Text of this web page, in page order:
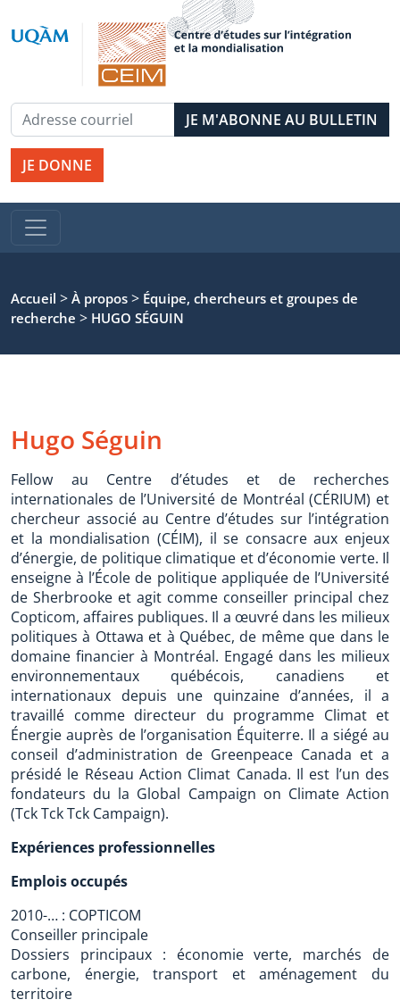
JE DONNE
Accueil > À propos > Équipe, chercheurs et groupes de
recherche > HUGO SÉGUIN
Hugo Séguin
Fellow au Centre d’études et de recherches
internationales de l’Université de Montréal (CÉRIUM) et
chercheur associé au Centre d’études sur l’intégration
et la mondialisation (CÉIM), il se consacre aux enjeux
d’énergie, de politique climatique et d’économie verte. Il
enseigne à l’École de politique appliquée de l’Université
de Sherbrooke et agit comme conseiller principal chez
Copticom, affaires publiques. Il a œuvré dans les milieux
politiques à Ottawa et à Québec, de même que dans le
domaine financier à Montréal. Engagé dans les milieux
environnementaux québécois, canadiens et
internationaux depuis une quinzaine d’années, il a
travaillé comme directeur du programme Climat et
Énergie auprès de l’organisation Équiterre. Il a siégé au
conseil d’administration de Greenpeace Canada et a
présidé le Réseau Action Climat Canada. Il est l’un des
fondateurs du la Global Campaign on Climate Action
(Tck Tck Tck Campaign).
Expériences professionnelles
Emplois occupés
2010-… : COPTICOM
Conseiller principale
Dossiers principaux : économie verte, marchés de
carbone, énergie, transport et aménagement du
territoire